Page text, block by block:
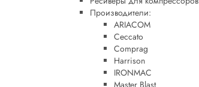
Производители:
ARIACOM
Ceccato
Comprag
Harrison
IRONMAC
Master Blast